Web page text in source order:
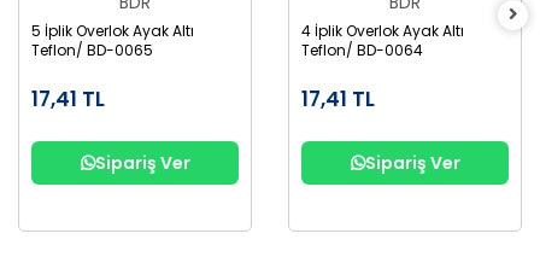
5 İplik Overlok Ayak Altı
Teflon/ BD-0065
17,41 TL
Sipariş Ver
4 İplik Overlok Ayak Altı
Teflon/ BD-0064
17,41 TL
Sipariş Ver